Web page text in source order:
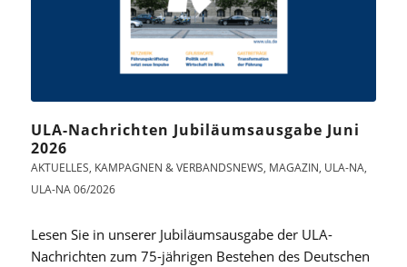
ULA-Nachrichten Jubiläumsausgabe Juni
2026
AKTUELLES, KAMPAGNEN & VERBANDSNEWS, MAGAZIN, ULA-NA,
ULA-NA 06/2026
Lesen Sie in unserer Jubiläumsausgabe der ULA-
Nachrichten zum 75-jährigen Bestehen des Deutschen